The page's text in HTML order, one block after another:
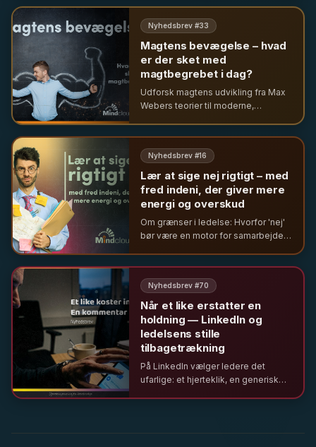
forandring i din organisation.
Nyhedsbrev #33
Magtens bevægelse – hvad
er der sket med
magtbegrebet i dag?
Udforsk magtens udvikling fra Max
Webers teorier til moderne,
globalisering, teknologi og
demokratisering.
Nyhedsbrev #16
Lær at sige nej rigtigt – med
fred indeni, der giver mere
energi og overskud
Om grænser i ledelse: Hvorfor 'nej'
bør være en motor for samarbejde
Nyhedsbrev #70
Når et like erstatter en
holdning — LinkedIn og
ledelsens stille
tilbagetrækning
På LinkedIn vælger ledere det
ufarlige: et hjerteklik, en generisk